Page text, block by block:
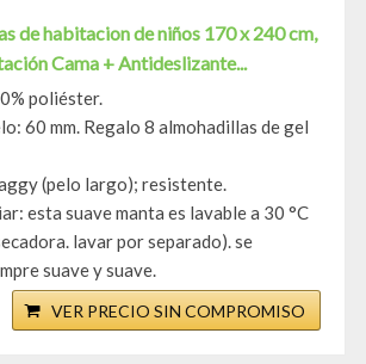
de habitacion de niños 170 x 240 cm,
Cama + Antideslizante...
poliéster.
60 mm. Regalo 8 almohadillas de gel
(pelo largo); resistente.
esta suave manta es lavable a 30 °C
lavar por separado). se
suave y suave.
VER PRECIO SIN COMPROMISO